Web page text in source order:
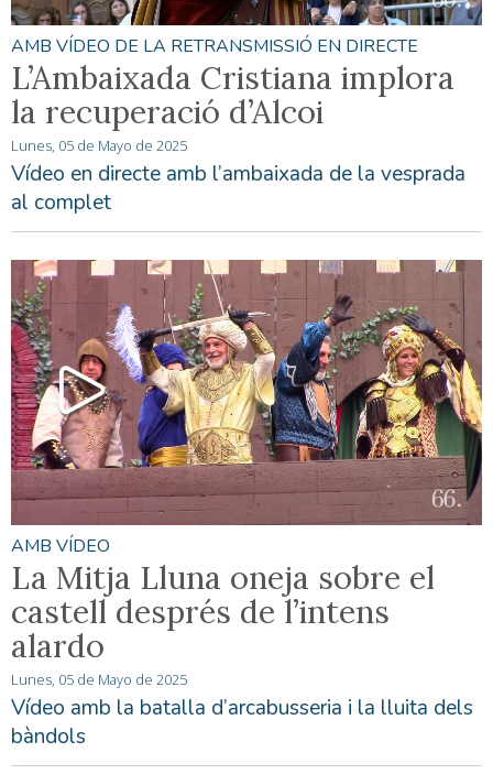
AMB VÍDEO DE LA RETRANSMISSIÓ EN DIRECTE
L’Ambaixada Cristiana implora
la recuperació d’Alcoi
Lunes, 05 de Mayo de 2025
Vídeo en directe amb l’ambaixada de la vesprada
al complet
AMB VÍDEO
La Mitja Lluna oneja sobre el
castell després de l’intens
alardo
Lunes, 05 de Mayo de 2025
Vídeo amb la batalla d’arcabusseria i la lluita dels
bàndols